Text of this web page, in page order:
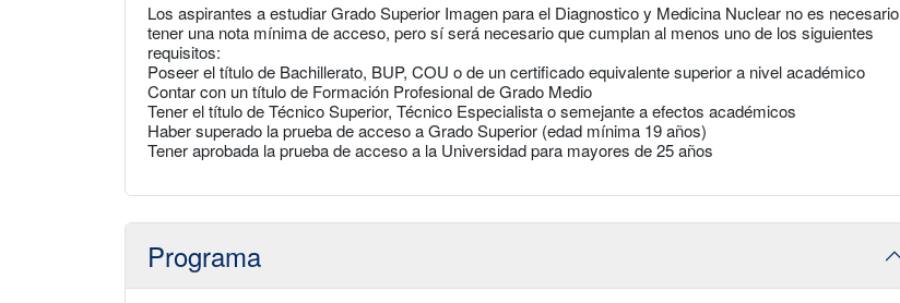
Los aspirantes a estudiar Grado Superior Imagen para el Diagnostico y Medicina Nuclear no es necesario
tener una nota mínima de acceso, pero sí será necesario que cumplan al menos uno de los siguientes
requisitos:
Poseer el título de Bachillerato, BUP, COU o de un certificado equivalente superior a nivel académico
Contar con un título de Formación Profesional de Grado Medio
Tener el título de Técnico Superior, Técnico Especialista o semejante a efectos académicos
Haber superado la prueba de acceso a Grado Superior (edad mínima 19 años)
Tener aprobada la prueba de acceso a la Universidad para mayores de 25 años
Programa